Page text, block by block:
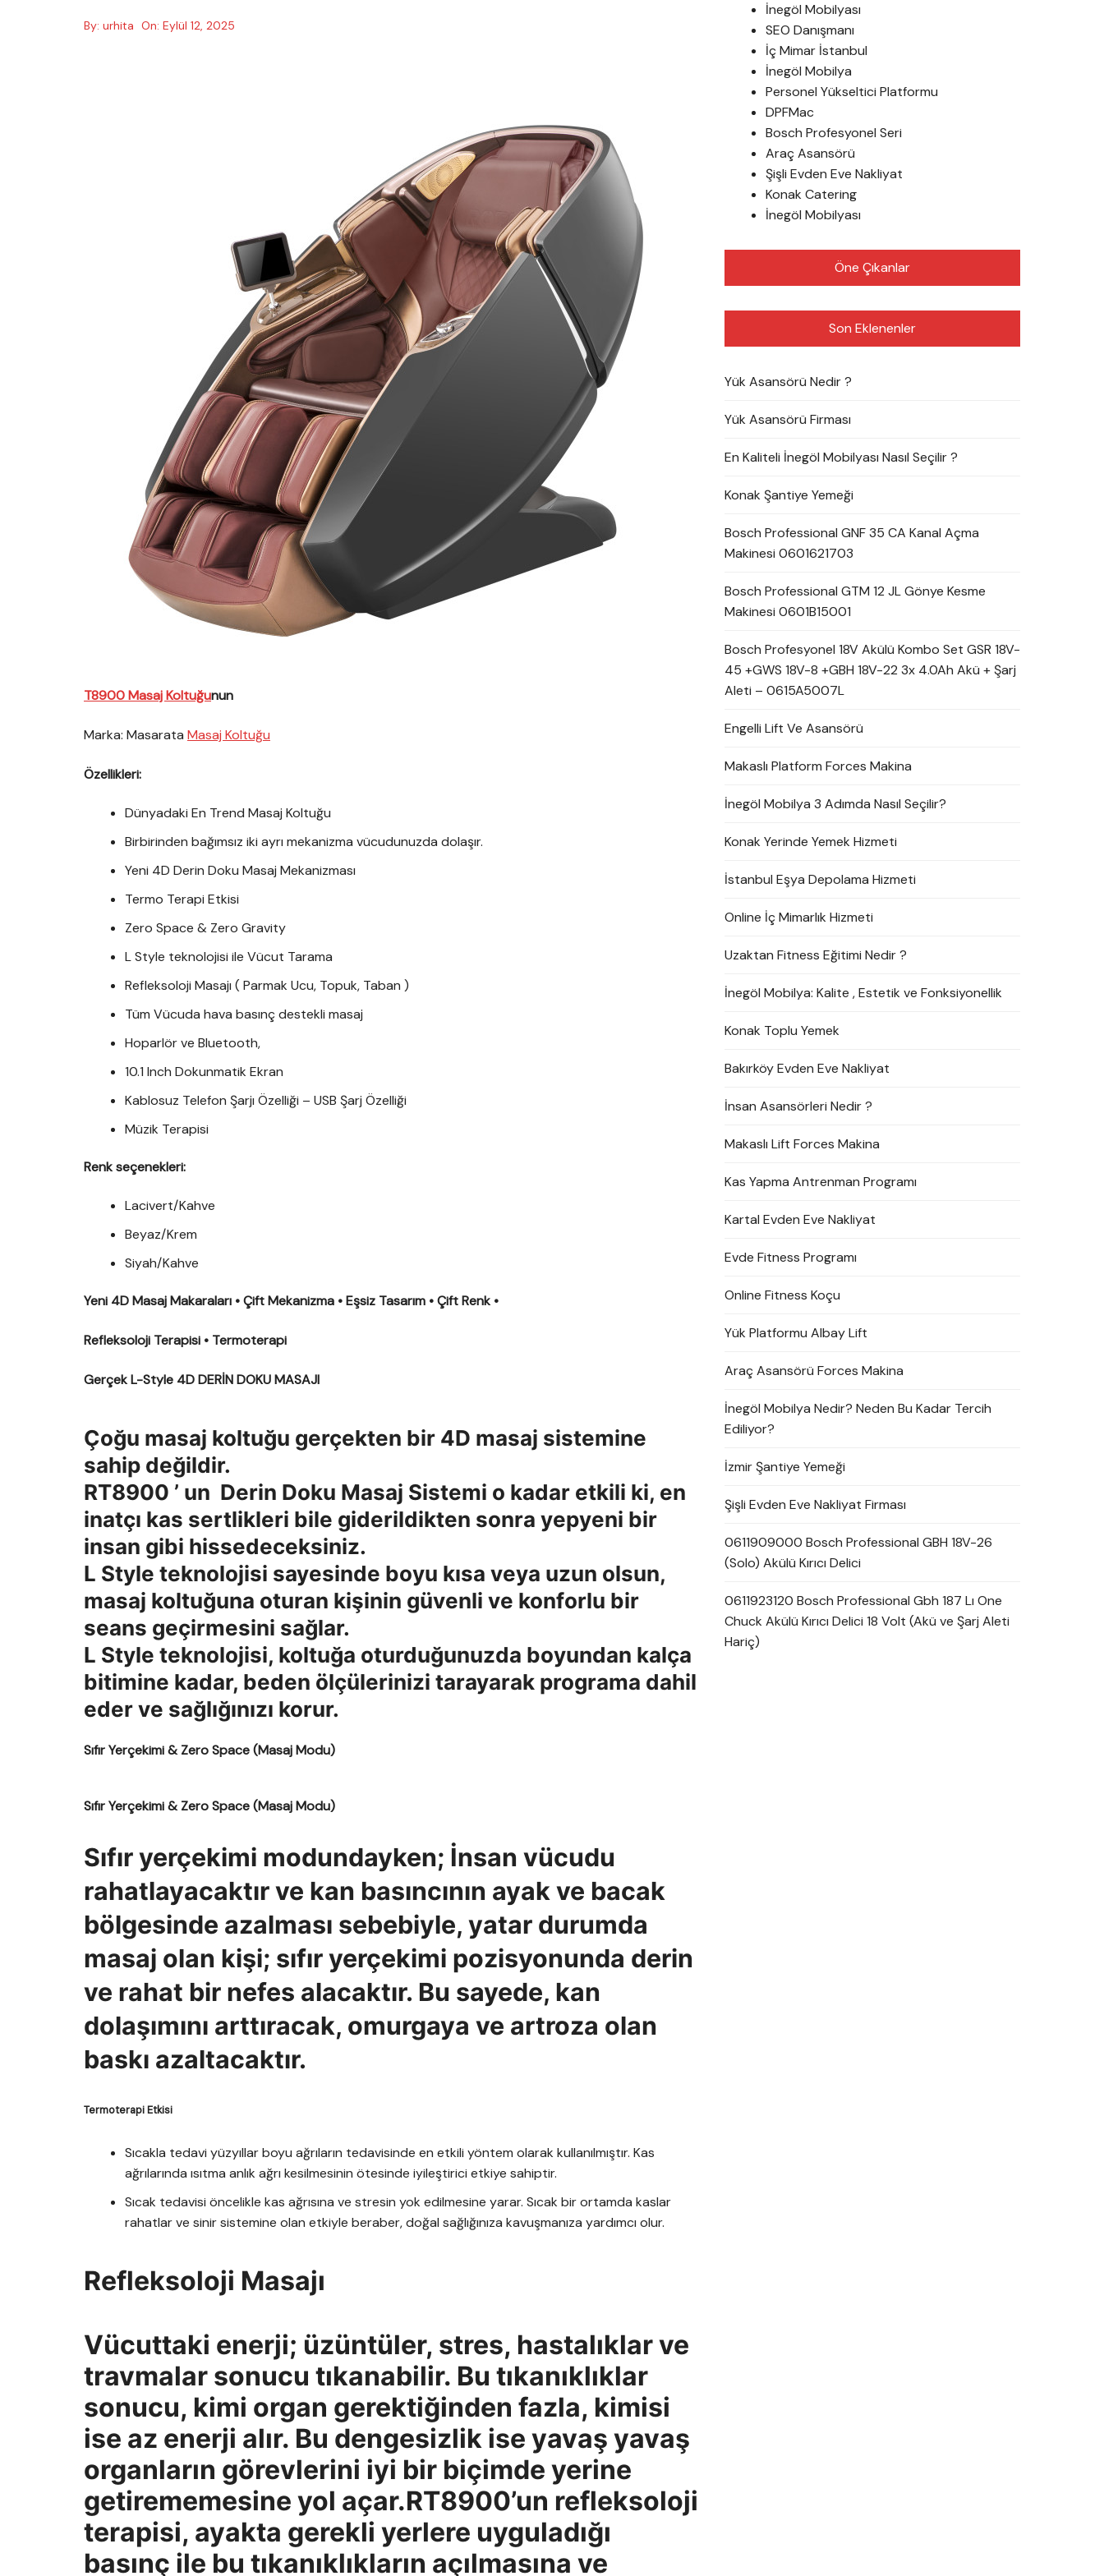
By: urhita On: Eylül 12, 2025
T8900 Masaj Koltuğunun
Marka: Masarata Masaj Koltuğu
Özellikleri:
Dünyadaki En Trend Masaj Koltuğu
Birbirinden bağımsız iki ayrı mekanizma vücudunuzda dolaşır.
Yeni 4D Derin Doku Masaj Mekanizması
Termo Terapi Etkisi
Zero Space & Zero Gravity
L Style teknolojisi ile Vücut Tarama
Refleksoloji Masajı ( Parmak Ucu, Topuk, Taban )
Tüm Vücuda hava basınç destekli masaj
Hoparlör ve Bluetooth,
10.1 Inch Dokunmatik Ekran
Kablosuz Telefon Şarjı Özelliği – USB Şarj Özelliği
Müzik Terapisi
Renk seçenekleri:
Lacivert/Kahve
Beyaz/Krem
Siyah/Kahve
Yeni 4D Masaj Makaraları • Çift Mekanizma • Eşsiz Tasarım • Çift Renk •
Refleksoloji Terapisi • Termoterapi
Gerçek L-Style 4D DERİN DOKU MASAJI
Çoğu masaj koltuğu gerçekten bir 4D masaj sistemine
sahip değildir.
RT8900 ’ un Derin Doku Masaj Sistemi o kadar etkili ki, en
inatçı kas sertlikleri bile giderildikten sonra yepyeni bir
insan gibi hissedeceksiniz.
L Style teknolojisi sayesinde boyu kısa veya uzun olsun,
masaj koltuğuna oturan kişinin güvenli ve konforlu bir
seans geçirmesini sağlar.
L Style teknolojisi, koltuğa oturduğunuzda boyundan kalça
bitimine kadar, beden ölçülerinizi tarayarak programa dahil
eder ve sağlığınızı korur.
Sıfır Yerçekimi & Zero Space (Masaj Modu)
Sıfır Yerçekimi & Zero Space (Masaj Modu)
Sıfır yerçekimi modundayken; İnsan vücudu
rahatlayacaktır ve kan basıncının ayak ve bacak
bölgesinde azalması sebebiyle, yatar durumda
masaj olan kişi; sıfır yerçekimi pozisyonunda derin
ve rahat bir nefes alacaktır. Bu sayede, kan
dolaşımını arttıracak, omurgaya ve artroza olan
baskı azaltacaktır.
Termoterapi Etkisi
Sıcakla tedavi yüzyıllar boyu ağrıların tedavisinde en etkili yöntem olarak kullanılmıştır. Kas
ağrılarında ısıtma anlık ağrı kesilmesinin ötesinde iyileştirici etkiye sahiptir.
Sıcak tedavisi öncelikle kas ağrısına ve stresin yok edilmesine yarar. Sıcak bir ortamda kaslar
rahatlar ve sinir sistemine olan etkiyle beraber, doğal sağlığınıza kavuşmanıza yardımcı olur.
Refleksoloji Masajı
Vücuttaki enerji; üzüntüler, stres, hastalıklar ve
travmalar sonucu tıkanabilir. Bu tıkanıklıklar
sonucu, kimi organ gerektiğinden fazla, kimisi
ise az enerji alır. Bu dengesizlik ise yavaş yavaş
organların görevlerini iyi bir biçimde yerine
getirememesine yol açar.RT8900’un refleksoloji
terapisi, ayakta gerekli yerlere uyguladığı
basınç ile bu tıkanıklıkların açılmasına ve
İnegöl Mobilyası
SEO Danışmanı
İç Mimar İstanbul
İnegöl Mobilya
Personel Yükseltici Platformu
DPFMac
Bosch Profesyonel Seri
Araç Asansörü
Şişli Evden Eve Nakliyat
Konak Catering
İnegöl Mobilyası
Öne Çıkanlar
Son Eklenenler
Yük Asansörü Nedir ?
Yük Asansörü Firması
En Kaliteli İnegöl Mobilyası Nasıl Seçilir ?
Konak Şantiye Yemeği
Bosch Professional GNF 35 CA Kanal Açma
Makinesi 0601621703
Bosch Professional GTM 12 JL Gönye Kesme
Makinesi 0601B15001
Bosch Profesyonel 18V Akülü Kombo Set GSR 18V-
45 +GWS 18V-8 +GBH 18V-22 3x 4.0Ah Akü + Şarj
Aleti – 0615A5007L
Engelli Lift Ve Asansörü
Makaslı Platform Forces Makina
İnegöl Mobilya 3 Adımda Nasıl Seçilir?
Konak Yerinde Yemek Hizmeti
İstanbul Eşya Depolama Hizmeti
Online İç Mimarlık Hizmeti
Uzaktan Fitness Eğitimi Nedir ?
İnegöl Mobilya: Kalite , Estetik ve Fonksiyonellik
Konak Toplu Yemek
Bakırköy Evden Eve Nakliyat
İnsan Asansörleri Nedir ?
Makaslı Lift Forces Makina
Kas Yapma Antrenman Programı
Kartal Evden Eve Nakliyat
Evde Fitness Programı
Online Fitness Koçu
Yük Platformu Albay Lift
Araç Asansörü Forces Makina
İnegöl Mobilya Nedir? Neden Bu Kadar Tercih
Ediliyor?
İzmir Şantiye Yemeği
Şişli Evden Eve Nakliyat Firması
0611909000 Bosch Professional GBH 18V-26
(Solo) Akülü Kırıcı Delici
0611923120 Bosch Professional Gbh 187 Lı One
Chuck Akülü Kırıcı Delici 18 Volt (Akü ve Şarj Aleti
Hariç)